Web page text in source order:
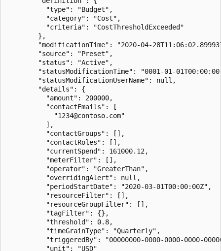
          "type": "Budget",
          "category": "Cost",
          "criteria": "CostThresholdExceeded"
        },
"modificationTime": "2020-04-
        "source": "Preset",
        "status": "Active",
"statusModificationTime": "0001-01-
        "statusModificationUserName": null,
        "details": {
          "amount": 200000,
          "contactEmails": [
            "1234@contoso.com"
          ],
          "contactGroups": [],
          "contactRoles": [],
          "currentSpend": 161000.12,
          "meterFilter": [],
          "operator": "GreaterThan",
          "overridingAlert": null,
          "periodStartDate": "2020-03-01T00:00:00Z",
          "resourceFilter": [],
          "resourceGroupFilter": [],
          "tagFilter": {},
          "threshold": 0.8,
          "timeGrainType": "Quarterly",
"triggeredBy": "00000000-0000-0000-0000-
          "unit": "USD"